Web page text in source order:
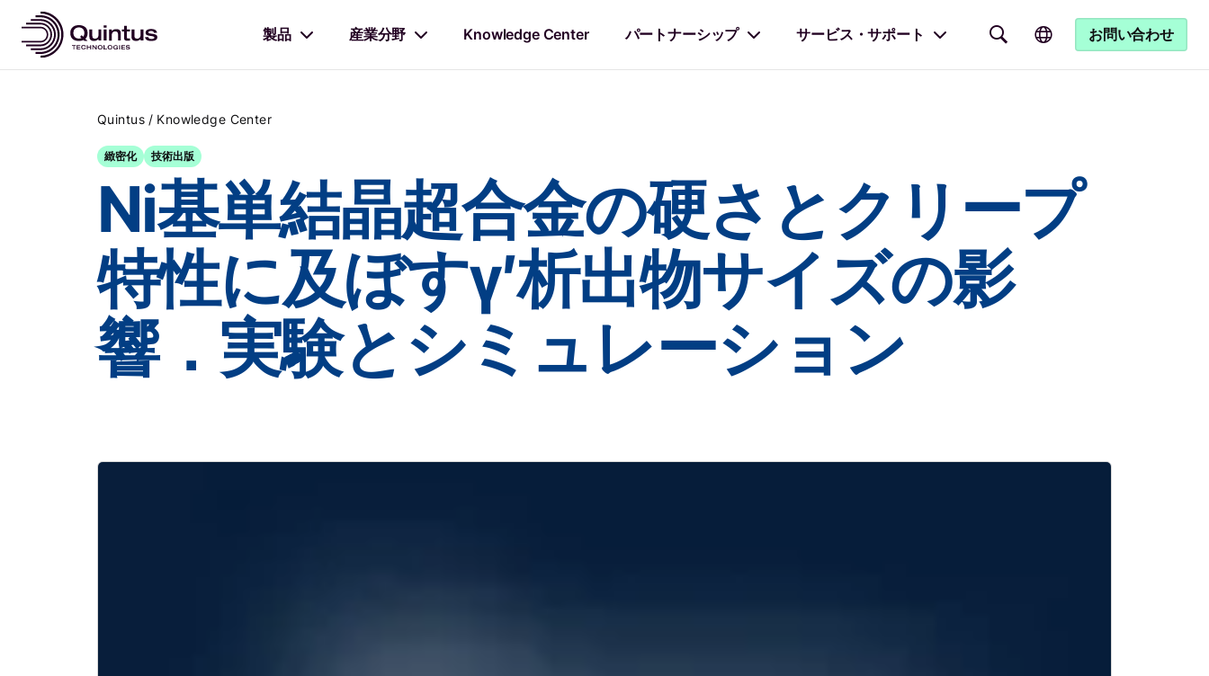
製品 産業分野 Knowledge Center パートナーシップ サービス・サポート お問い合わせ
Quintus / Knowledge Center
緻密化 技術出版
Ni基単結晶超合金の硬さとクリープ
特性に及ぼすγ′析出物サイズの影
響．実験とシミュレーション